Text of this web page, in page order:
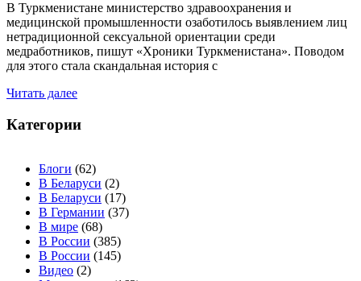
В Туркменистане министерство здравоохранения и
медицинской промышленности озаботилось выявлением лиц
нетрадиционной сексуальной ориентации среди
медработников, пишут «Хроники Туркменистана». Поводом
для этого стала скандальная история с
Читать далее
Категории
Блоги (62)
В Беларуси (2)
В Беларуси (17)
В Германии (37)
В мире (68)
В России (385)
В России (145)
Видео (2)